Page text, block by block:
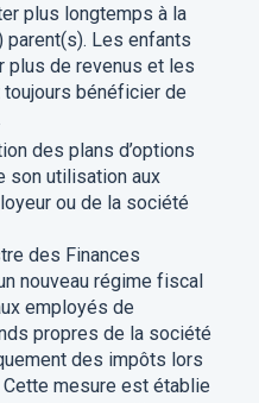
plus longtemps à la
parent(s). Les enfants
plus de revenus et les
bénéficier de
des plans d’options
son utilisation aux
ou de la société
des Finances
nouveau régime fiscal
employés de
propres de la société
des impôts lors
mesure est établie